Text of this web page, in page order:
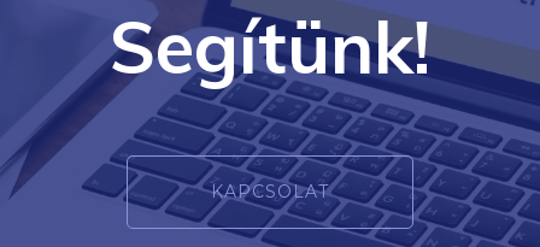
Segítünk!
KAPCSOLAT